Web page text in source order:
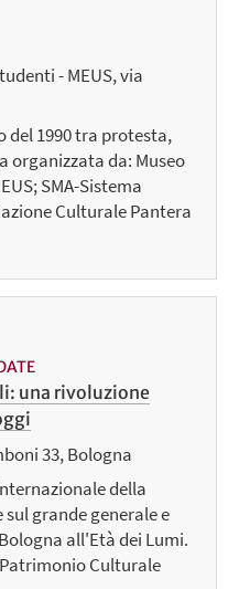
- MEUS, via
del 1990 tra protesta,
organizzata da: Museo
SMA-Sistema
Culturale Pantera
una rivoluzione
33, Bologna
della
grande generale e
all'Età dei Lumi.
Patrimonio Culturale